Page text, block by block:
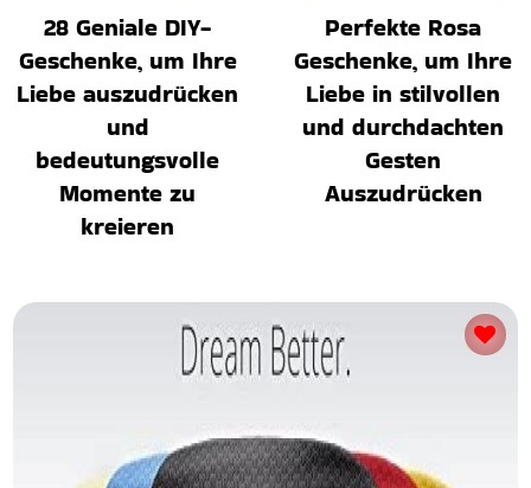
28 Geniale DIY-
Geschenke, um Ihre
Liebe auszudrücken
und
bedeutungsvolle
Momente zu
kreieren
Perfekte Rosa
Geschenke, um Ihre
Liebe in stilvollen
und durchdachten
Gesten
Auszudrücken